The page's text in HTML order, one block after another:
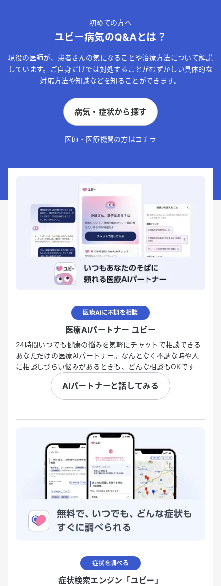
初めての方へ
ユビー病気のQ&Aとは？
現役の医師が、患者さんの気になることや治療方法について解説
しています。ご自身だけでは対処することがむずかしい具体的な
対応方法や知識などを知ることができます。
病気・症状から探す
医師・医療機関の方はコチラ
医療AIに不調を相談
医療AIパートナー ユビー
24時間いつでも健康の悩みを気軽にチャットで相談できる
あなただけの医療AIパートナー。なんとなく不調な時や人
に相談しづらい悩みがあるときも、どんな相談もOKです
AIパートナーと話してみる
症状を調べる
症状検索エンジン「ユビー」